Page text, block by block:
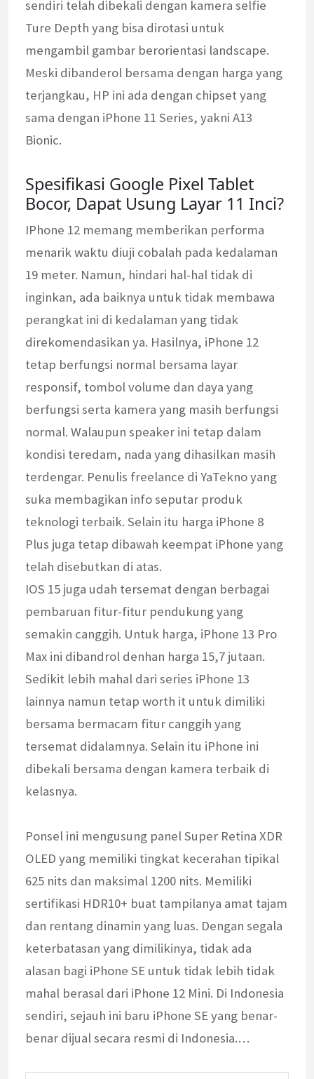
sendiri telah dibekali dengan kamera selfie
Ture Depth yang bisa dirotasi untuk
mengambil gambar berorientasi landscape.
Meski dibanderol bersama dengan harga yang
terjangkau, HP ini ada dengan chipset yang
sama dengan iPhone 11 Series, yakni A13
Bionic.
Spesifikasi Google Pixel Tablet
Bocor, Dapat Usung Layar 11 Inci?
IPhone 12 memang memberikan performa
menarik waktu diuji cobalah pada kedalaman
19 meter. Namun, hindari hal-hal tidak di
inginkan, ada baiknya untuk tidak membawa
perangkat ini di kedalaman yang tidak
direkomendasikan ya. Hasilnya, iPhone 12
tetap berfungsi normal bersama layar
responsif, tombol volume dan daya yang
berfungsi serta kamera yang masih berfungsi
normal. Walaupun speaker ini tetap dalam
kondisi teredam, nada yang dihasilkan masih
terdengar. Penulis freelance di YaTekno yang
suka membagikan info seputar produk
teknologi terbaik. Selain itu harga iPhone 8
Plus juga tetap dibawah keempat iPhone yang
telah disebutkan di atas.
IOS 15 juga udah tersemat dengan berbagai
pembaruan fitur-fitur pendukung yang
semakin canggih. Untuk harga, iPhone 13 Pro
Max ini dibandrol denhan harga 15,7 jutaan.
Sedikit lebih mahal dari series iPhone 13
lainnya namun tetap worth it untuk dimiliki
bersama bermacam fitur canggih yang
tersemat didalamnya. Selain itu iPhone ini
dibekali bersama dengan kamera terbaik di
kelasnya.
Ponsel ini mengusung panel Super Retina XDR
OLED yang memiliki tingkat kecerahan tipikal
625 nits dan maksimal 1200 nits. Memiliki
sertifikasi HDR10+ buat tampilanya amat tajam
dan rentang dinamin yang luas. Dengan segala
keterbatasan yang dimilikinya, tidak ada
alasan bagi iPhone SE untuk tidak lebih tidak
mahal berasal dari iPhone 12 Mini. Di Indonesia
sendiri, sejauh ini baru iPhone SE yang benar-
benar dijual secara resmi di Indonesia.…